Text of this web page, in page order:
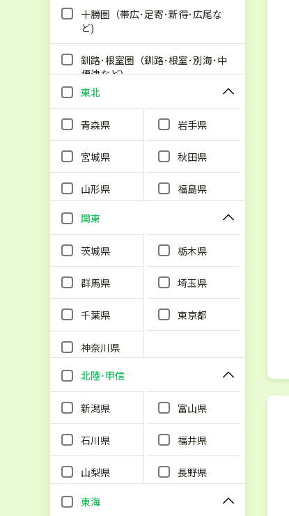
十勝圏（帯広･足寄･新得･広尾な
ど)
釧路･根室圏（釧路･根室･別海･中
標津など)
東北
青森県 岩手県
宮城県 秋田県
山形県 福島県
関東
茨城県 栃木県
群馬県 埼玉県
千葉県 東京都
神奈川県
北陸･甲信
新潟県 富山県
石川県 福井県
山梨県 長野県
東海